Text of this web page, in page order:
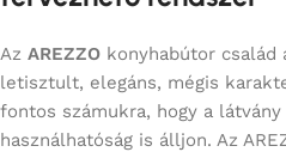
Az AREZZO konyhabútor
letisztult, elegáns, mégis
fontos számukra, hogy a
használhatóság is álljon. Az